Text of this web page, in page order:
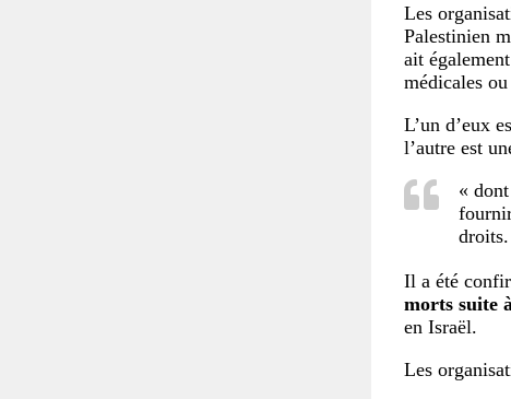
Les
Palestinien
ait
médicales
L’un d’eux
l’autre est
«
droits.
Il a été
morts suite
en Israël.
Les